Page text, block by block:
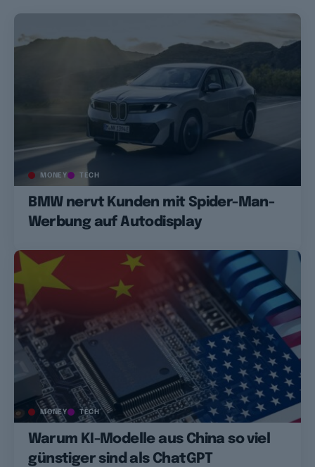
MONEY TECH
BMW nervt Kunden mit Spider-Man-
Werbung auf Autodisplay
MONEY TECH
Warum KI-Modelle aus China so viel
günstiger sind als ChatGPT